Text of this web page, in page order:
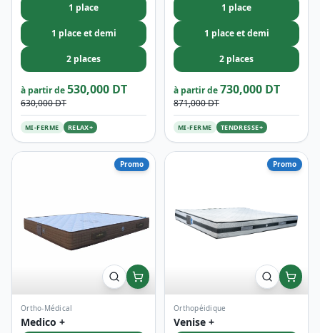
1 place
1 place et demi
2 places
à partir de530,000 DT
630,000 DT
MI-FERME RELAX+
1 place
1 place et demi
2 places
à partir de730,000 DT
871,000 DT
MI-FERME TENDRESSE+
Promo
Ortho-Médical
Medico +
Promo
Orthopéidique
Venise +